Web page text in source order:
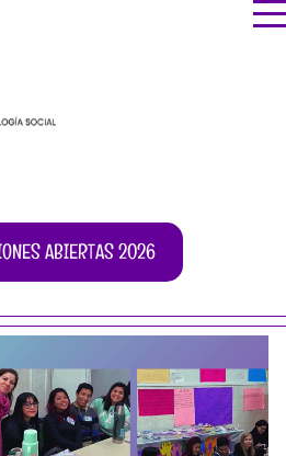
ABIERTAS 2026